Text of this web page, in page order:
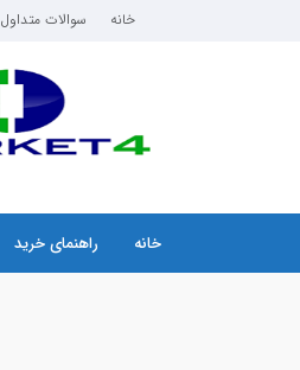
خانه سوالات متداول
خانه راهنمای خرید